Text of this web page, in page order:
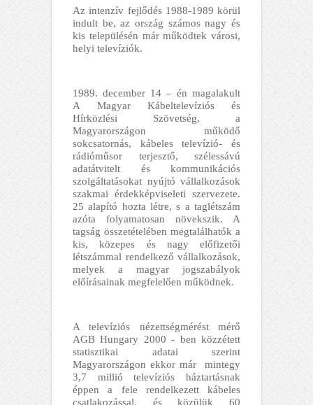
Az intenzív fejlődés 1988-1989 körül
indult be, az ország számos nagy és
kis településén már működtek városi,
helyi televíziók.
1989. december 14 – én magalakult
A Magyar Kábeltelevíziós és
Hírközlési Szövetség,
a
Magyarországon működő
sokcsatornás, kábeles televízió- és
rádióműsor terjesztő, szélessávú
adatátvitelt és kommunikációs
szolgáltatásokat nyújtó vállalkozások
szakmai érdekképviseleti szervezete.
25 alapító hozta létre, s a taglétszám
azóta folyamatosan növekszik. A
tagság összetételében megtalálhatók a
kis, közepes és nagy előfizetői
létszámmal rendelkező vállalkozások,
melyek a magyar jogszabályok
előírásainak megfelelően működnek.
A televíziós nézettségmérést mérő
AGB Hungary 2000 - ben közzétett
statisztikai adatai szerint
Magyarországon ekkor már mintegy
3,7 millió televíziós háztartásnak
éppen a fele rendelkezett kábeles
csatlakozással, és közülük 60